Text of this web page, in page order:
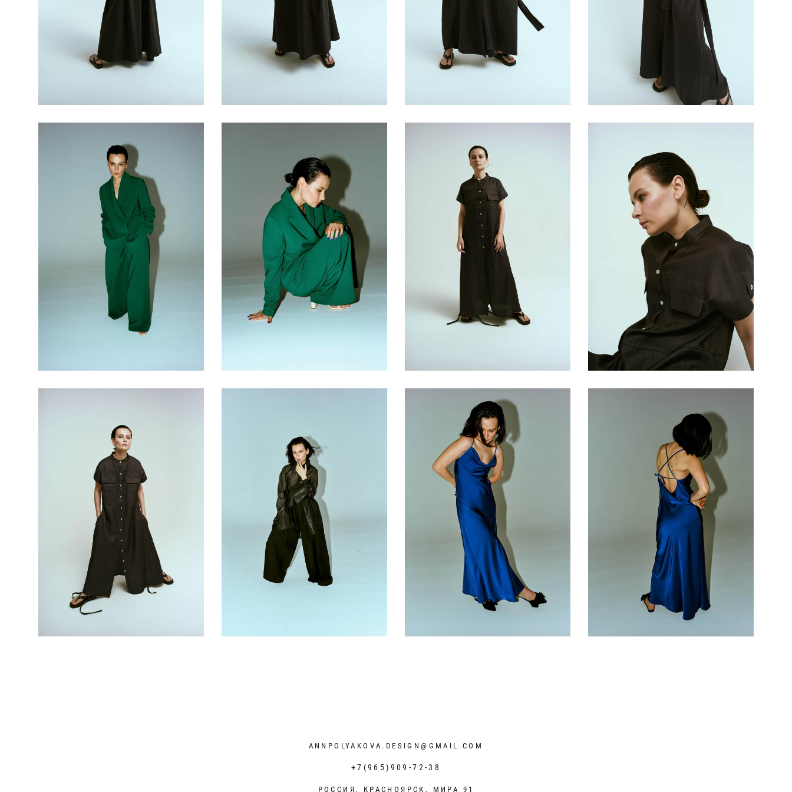
ANNPOLYAKOVA.DESIGN@GMAIL.COM
+7(965)909-72-38
РОССИЯ, КРАСНОЯРСК, МИРА 91